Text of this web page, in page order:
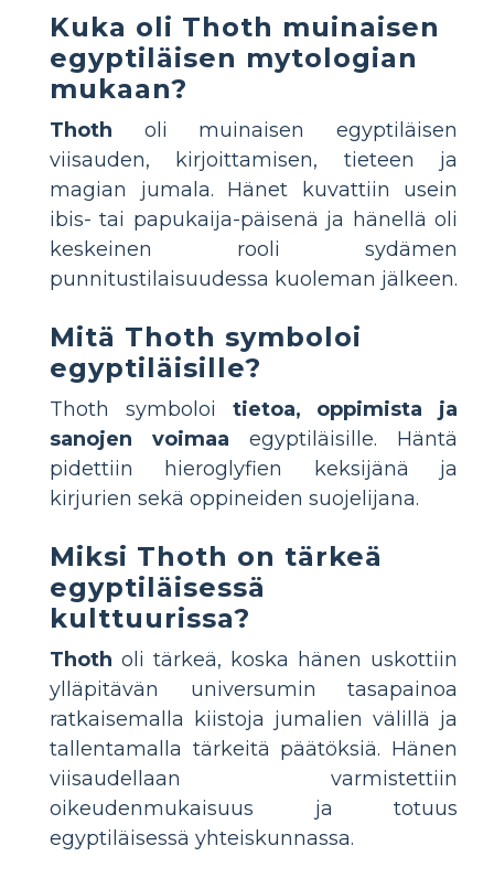
Kuka oli Thoth muinaisen
egyptiläisen mytologian
mukaan?
Thoth oli muinaisen egyptiläisen
viisauden, kirjoittamisen, tieteen ja
magian jumala. Hänet kuvattiin usein
ibis- tai papukaija-päisenä ja hänellä oli
keskeinen rooli sydämen
punnitustilaisuudessa kuoleman jälkeen.
Mitä Thoth symboloi
egyptiläisille?
Thoth symboloi tietoa, oppimista ja
sanojen voimaa egyptiläisille. Häntä
pidettiin hieroglyfien keksijänä ja
kirjurien sekä oppineiden suojelijana.
Miksi Thoth on tärkeä
egyptiläisessä
kulttuurissa?
Thoth oli tärkeä, koska hänen uskottiin
ylläpitävän universumin tasapainoa
ratkaisemalla kiistoja jumalien välillä ja
tallentamalla tärkeitä päätöksiä. Hänen
viisaudellaan varmistettiin
oikeudenmukaisuus ja totuus
egyptiläisessä yhteiskunnassa.